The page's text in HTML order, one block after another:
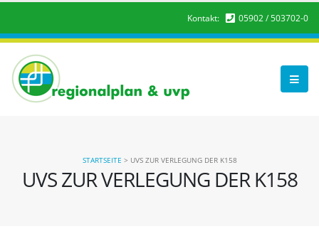
Kontakt: 05902 / 503702-0
UVS ZUR VERLEGUNG DER K158
STARTSEITE > UVS ZUR VERLEGUNG DER K158